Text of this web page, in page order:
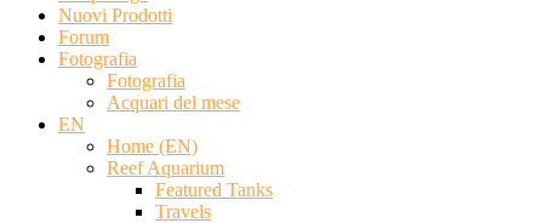
Nuovi Prodotti
Forum
Fotografia
Fotografia
Acquari del mese
EN
Home (EN)
Reef Aquarium
Featured Tanks
Travels